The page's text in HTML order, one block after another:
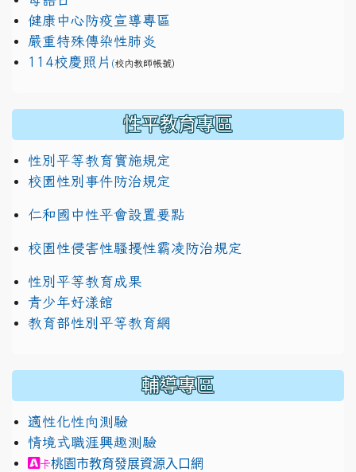
健康中心防疫宣導專區
嚴重特殊傳染性肺炎
114校慶照片 (校內教師帳號)
性平教育專區
性別平等教育實施規定
校園性別事件防治規定
仁和國中性平會設置要點
校園性侵害性騷擾性霸凌防治規定
性別平等教育成果
青少年好漾館
教育部性別平等教育網
輔導專區
適性化性向測驗
情境式職涯興趣測驗
link to https://exam.career.ntnu.edu.tw/cit/
卡桃園市教育發展資源入口網